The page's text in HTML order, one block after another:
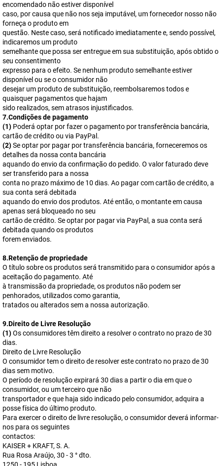
encomendado não estiver disponível
caso, por causa que não nos seja imputável, um fornecedor nosso não
forneça o produto em
questão. Neste caso, será notificado imediatamente e, sendo possível,
indicaremos um produto
semelhante que possa ser entregue em sua substituição, após obtido o
seu consentimento
expresso para o efeito. Se nenhum produto semelhante estiver
disponível ou se o consumidor não
desejar um produto de substituição, reembolsaremos todos e
quaisquer pagamentos que hajam
sido realizados, sem atrasos injustificados.
7.Condições de pagamento
(1) Poderá optar por fazer o pagamento por transferência bancária,
cartão de crédito ou via PayPal.
(2)Se optar por pagar por transferência bancária, forneceremos os
detalhes da nossa conta bancária
aquando do envio da confirmação do pedido. O valor faturado deve
ser transferido para a nossa
conta no prazo máximo de 10 dias. Ao pagar com cartão de crédito, a
sua conta será debitada
aquando do envio dos produtos. Até então, o montante em causa
apenas será bloqueado no seu
cartão de crédito. Se optar por pagar via PayPal, a sua conta será
debitada quando os produtos
forem enviados.
8.Retenção de propriedade
O título sobre os produtos será transmitido para o consumidor após a
aceitação do pagamento. Até
à transmissão da propriedade, os produtos não podem ser
penhorados, utilizados como garantia,
tratados ou alterados sem a nossa autorização.
9.Direito de Livre Resolução
(1)Os consumidores têm direito a resolver o contrato no prazo de 30
dias.
Direito de Livre Resolução
O consumidor tem o direito de resolver este contrato no prazo de 30
dias sem motivo.
O período de resolução expirará 30 dias a partir o dia em que o
consumidor, ou um terceiro que não
transportador e que haja sido indicado pelo consumidor, adquira a
posse física do último produto.
Para exercer o direito de livre resolução, o consumidor deverá informar-
nos para os seguintes
contactos:
KAISER + KRAFT, S. A.
Rua Rosa Araújo, 30 - 3 ° dto.